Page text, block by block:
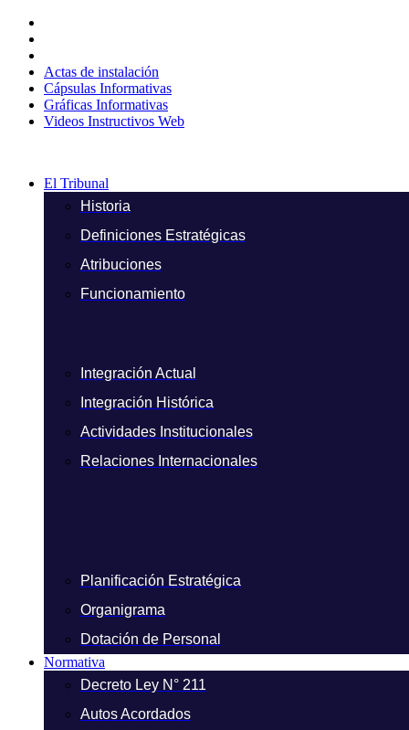
contenido
Actas de instalación
Cápsulas Informativas
Gráficas Informativas
Videos Instructivos Web
El Tribunal
Historia
Definiciones Estratégicas
Atribuciones
Funcionamiento
Integración Actual
Integración Histórica
Actividades Institucionales
Relaciones Internacionales
Planificación Estratégica
Organigrama
Dotación de Personal
Normativa
Decreto Ley N° 211
Autos Acordados